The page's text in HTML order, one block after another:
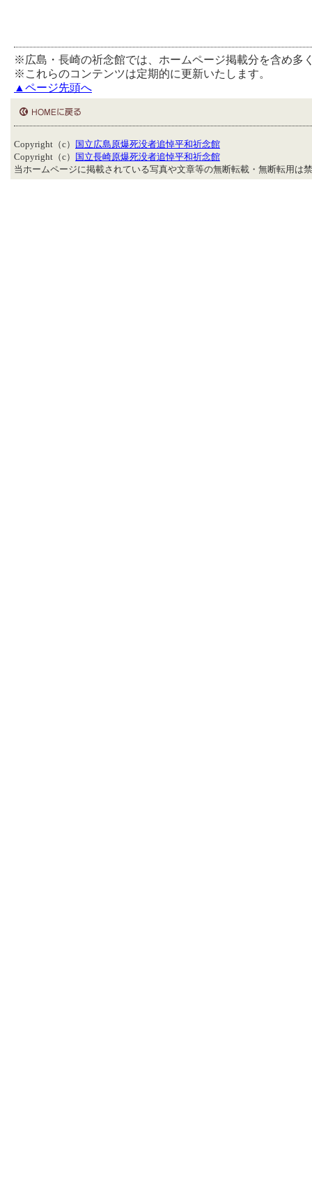
※広島・長崎の祈念館では、ホームページ掲載分を含め多
※これらのコンテンツは定期的に更新いたします。
▲ページ先頭へ
Copyright（c）
国立広島原爆死没者追悼平和祈念館
Copyright（c）
国立長崎原爆死没者追悼平和祈念館
当ホームページに掲載されている写真や文章等の無断転載・無断転用は